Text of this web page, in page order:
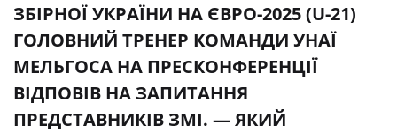
ЗБІРНОЇ УКРАЇНИ НА ЄВРО-2025 (U-21)
ГОЛОВНИЙ ТРЕНЕР КОМАНДИ УНАЇ
МЕЛЬГОСА НА ПРЕСКОНФЕРЕНЦІЇ
ВІДПОВІВ НА ЗАПИТАННЯ
ПРЕДСТАВНИКІВ ЗМІ. — ЯКИЙ